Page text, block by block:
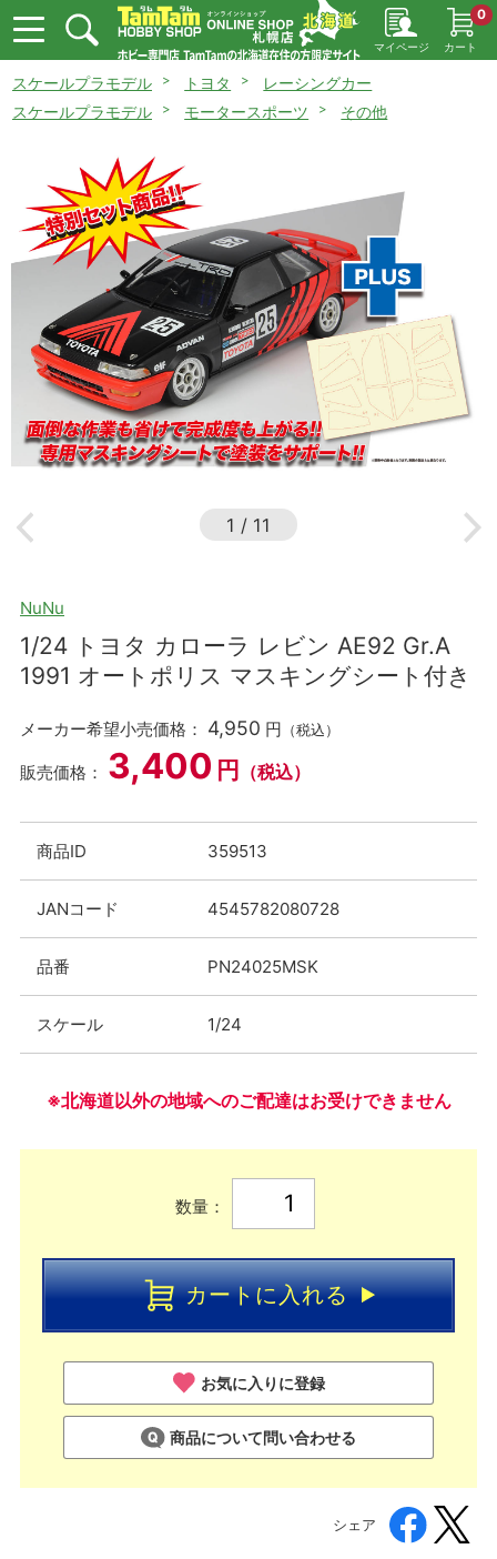
マイページ カート
0
スケールプラモデル トヨタ
レーシングカー
スケールプラモデル
モータースポーツ その他
1 / 11
NuNu
1/24 トヨタ カローラ レビン AE92 Gr.A
1991 オートポリス マスキングシート付き
メーカー希望小売価格： 4,950 円 （税込）
販売価格： 3,400 円 （税込）
商品ID 359513
JANコード 4545782080728
品番 PN24025MSK
スケール 1/24
※北海道以外の地域へのご配達はお受けできません
数量：
カートに入れる
お気に入りに登録
商品について問い合わせる
シェア